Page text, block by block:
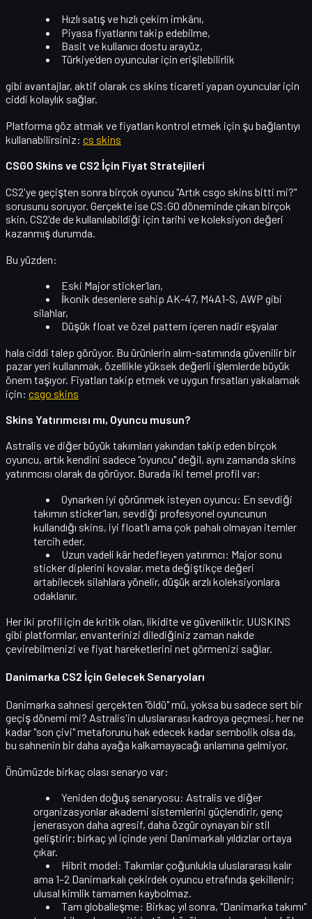
Hızlı satış ve hızlı çekim imkânı,
Piyasa fiyatlarını takip edebilme,
Basit ve kullanıcı dostu arayüz,
Türkiye’den oyuncular için erişilebilirlik
gibi avantajlar, aktif olarak cs skins ticareti yapan oyuncular için
ciddi kolaylık sağlar.
Platforma göz atmak ve fiyatları kontrol etmek için şu bağlantıyı
kullanabilirsiniz: cs skins
CSGO Skins ve CS2 İçin Fiyat Stratejileri
CS2'ye geçişten sonra birçok oyuncu "Artık csgo skins bitti mi?"
sorusunu soruyor. Gerçekte ise CS:GO döneminde çıkan birçok
skin, CS2'de de kullanılabildiği için tarihi ve koleksiyon değeri
kazanmış durumda.
Bu yüzden:
Eski Major sticker’ları,
İkonik desenlere sahip AK-47, M4A1-S, AWP gibi
silahlar,
Düşük float ve özel pattern içeren nadir eşyalar
hala ciddi talep görüyor. Bu ürünlerin alım-satımında güvenilir bir
pazar yeri kullanmak, özellikle yüksek değerli işlemlerde büyük
önem taşıyor. Fiyatları takip etmek ve uygun fırsatları yakalamak
için: csgo skins
Skins Yatırımcısı mı, Oyuncu musun?
Astralis ve diğer büyük takımları yakından takip eden birçok
oyuncu, artık kendini sadece "oyuncu" değil, aynı zamanda skins
yatırımcısı olarak da görüyor. Burada iki temel profil var:
Oynarken iyi görünmek isteyen oyuncu: En sevdiği
takımın sticker’ları, sevdiği profesyonel oyuncunun
kullandığı skins, iyi float’lı ama çok pahalı olmayan itemler
tercih eder.
Uzun vadeli kâr hedefleyen yatırımcı: Major sonu
sticker diplerini kovalar, meta değiştikçe değeri
artabilecek silahlara yönelir, düşük arzlı koleksiyonlara
odaklanır.
Her iki profil için de kritik olan, likidite ve güvenliktir. UUSKINS
gibi platformlar, envanterinizi dilediğiniz zaman nakde
çevirebilmenizi ve fiyat hareketlerini net görmenizi sağlar.
Danimarka CS2 İçin Gelecek Senaryoları
Danimarka sahnesi gerçekten "öldü" mü, yoksa bu sadece sert bir
geçiş dönemi mi? Astralis'in uluslararası kadroya geçmesi, her ne
kadar "son çivi" metaforunu hak edecek kadar sembolik olsa da,
bu sahnenin bir daha ayağa kalkamayacağı anlamına gelmiyor.
Önümüzde birkaç olası senaryo var:
Yeniden doğuş senaryosu: Astralis ve diğer
organizasyonlar akademi sistemlerini güçlendirir, genç
jenerasyon daha agresif, daha özgür oynayan bir stil
geliştirir; birkaç yıl içinde yeni Danimarkalı yıldızlar ortaya
çıkar.
Hibrit model: Takımlar çoğunlukla uluslararası kalır
ama 1–2 Danimarkalı çekirdek oyuncu etrafında şekillenir;
ulusal kimlik tamamen kaybolmaz.
Tam globalleşme: Birkaç yıl sonra, "Danimarka takımı"